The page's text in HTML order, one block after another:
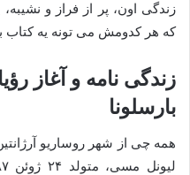
زندگی اون، پر از فراز و نشیبه،
که هر کدومش می تونه یه کتاب
زندگی نامه و آغاز
بارسلونا
همه چی از شهر روساریو